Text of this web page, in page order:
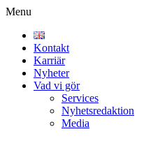
Menu
Kontakt
Karriär
Nyheter
Vad vi gör
Services
Nyhetsredaktion
Media